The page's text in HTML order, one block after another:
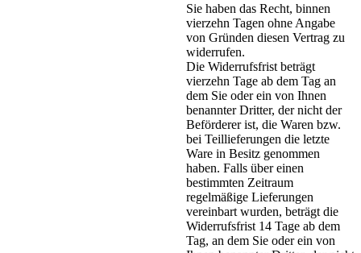
Sie haben das Recht, binnen
vierzehn Tagen ohne Angabe
von Gründen diesen Vertrag zu
widerrufen.
Die Widerrufsfrist beträgt
vierzehn Tage ab dem Tag an
dem Sie oder ein von Ihnen
benannter Dritter, der nicht der
Beförderer ist, die Waren bzw.
bei Teillieferungen die letzte
Ware in Besitz genommen
haben. Falls über einen
bestimmten Zeitraum
regelmäßige Lieferungen
vereinbart wurden, beträgt die
Widerrufsfrist 14 Tage ab dem
Tag, an dem Sie oder ein von